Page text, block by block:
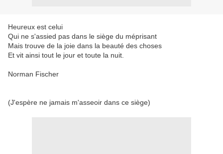
Heureux est celui
Qui ne s'assied pas dans le siège du méprisant
Mais trouve de la joie dans la beauté des choses
Et vit ainsi tout le jour et toute la nuit.
Norman Fischer
(J'espère ne jamais m'asseoir dans ce siège)